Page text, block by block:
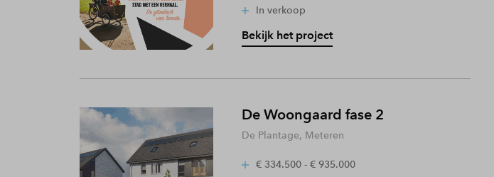
In verkoop
Bekijk het project
De Woongaard fase 2
De Plantage, Meteren
€ 334.500 - € 935.000